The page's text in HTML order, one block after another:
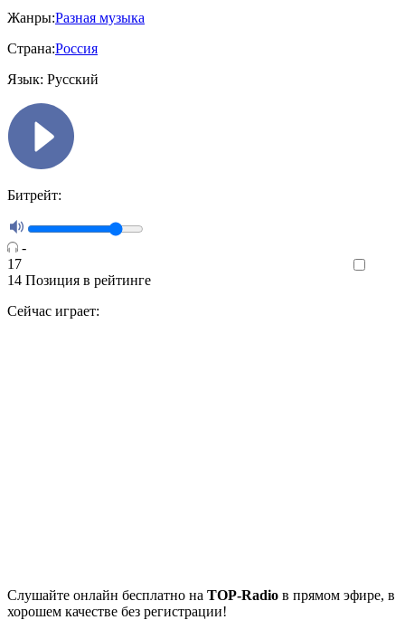
Жанры:Разная музыка
Страна:Россия
Язык: Русский
Битрейт:
-
17
14 Позиция в рейтинге
Сейчас играет:
Cлушайте онлайн бесплатно на TOP-Radio в прямом эфире, в
хорошем качестве без регистрации!